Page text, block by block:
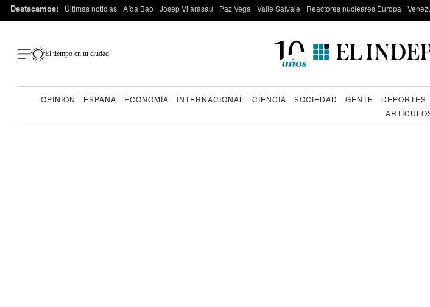
Destacamos: Últimas noticias Aída Bao Josep Vilarasau Paz Vega Valle Salvaje Reactores nucleares Europa
El tiempo en tu ciudad
OPINIÓN ESPAÑA ECONOMÍA INTERNACIONAL CIENCIA SOCIEDAD GENTE DEPORTES